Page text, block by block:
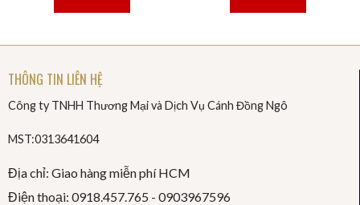
THÔNG TIN LIÊN HỆ
Công ty TNHH Thương Mại và Dịch Vụ Cánh Đồng Ngô
MST:0313641604
Địa chỉ: Giao hàng miễn phí HCM
Điện thoại: 0918.457.765 - 0903967596